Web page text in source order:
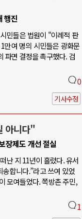
행진
민들은 법원이 "이례적 판
만여 명의 시민들은 광화문
파면 결정을 촉구했다. 검
0
기사수정
아니다"
장제도 개선 절실
난 지 11년이 흘렀다. 유서
합니다.”라고 쓰여 있었
모여들었다. 쪽방촌 주민,
1